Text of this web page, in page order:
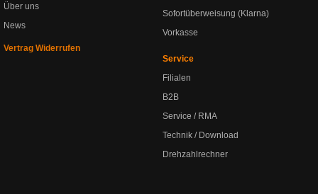
Über uns
News
Vertrag Widerrufen
Sofortüberweisung (Klarna)
Vorkasse
Service
Filialen
B2B
Service / RMA
Technik / Download
Drehzahlrechner